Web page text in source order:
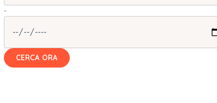
-
CERCA ORA